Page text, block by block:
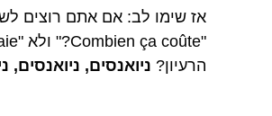
אז שימו לב: אם אתם רוצים
הרעיון? ניואנסים, ניואנסים,